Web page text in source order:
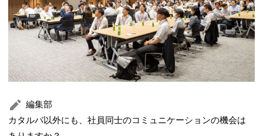
編集部
カタルバ以外にも、社員同士のコミュニケーションの機会は